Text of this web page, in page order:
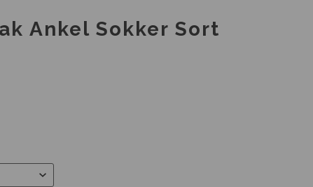
Ankel Sokker Sort